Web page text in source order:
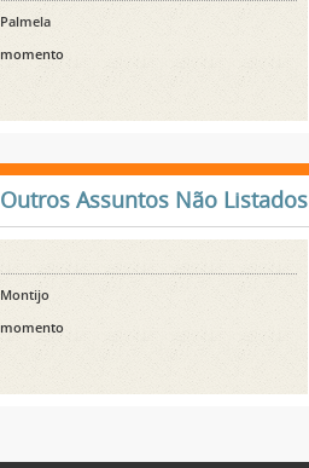
Assuntos Não Listados